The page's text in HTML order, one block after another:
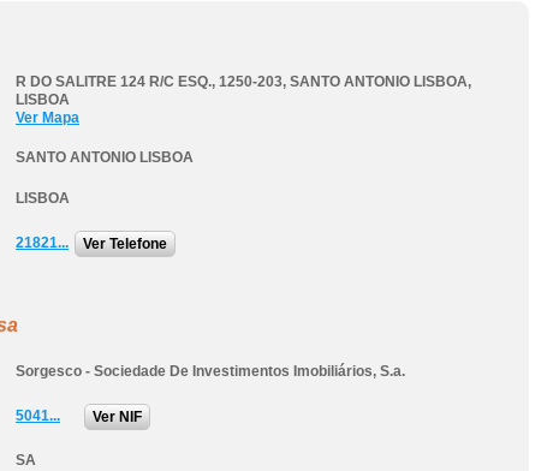
R DO SALITRE 124 R/C ESQ., 1250-203, SANTO ANTONIO LISBOA,
LISBOA
Ver Mapa
SANTO ANTONIO LISBOA
LISBOA
21821... Ver Telefone
Sorgesco - Sociedade De Investimentos Imobiliários, S.a.
5041... Ver NIF
SA